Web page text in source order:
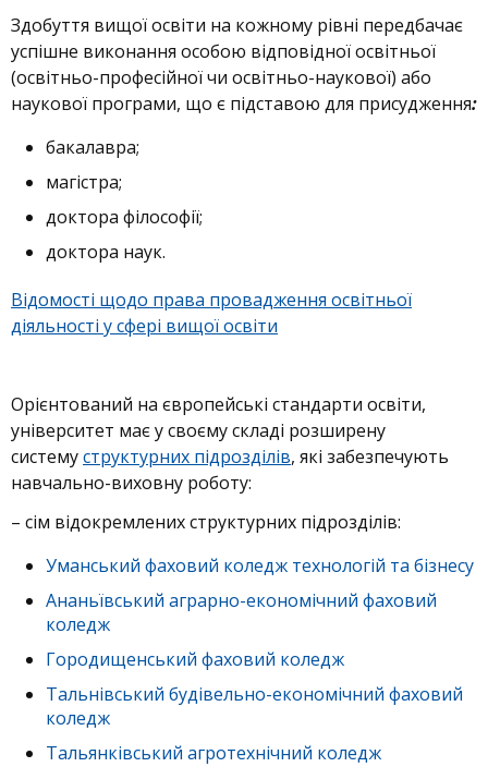
Здобуття вищої освіти на кожному рівні передбачає
успішне виконання особою відповідної освітньої
(освітньо-професійної чи освітньо-наукової) або
наукової програми, що є підставою для присудження:
бакалавра;
магістра;
доктора філософії;
доктора наук.
Відомості щодо права провадження освітньої
діяльності у сфері вищої освіти
Орієнтований на європейські стандарти освіти,
університет має у своєму складі розширену
системуструктурних підрозділів, які забезпечують
навчально-виховну роботу:
– сім відокремлених структурних підрозділів:
Уманський фаховий коледж технологій та бізнесу
Ананьївський аграрно-економічний фаховий
коледж
Городищенський фаховий коледж
Тальнівський будівельно-економічний фаховий
коледж
Тальянківський агротехнічний коледж